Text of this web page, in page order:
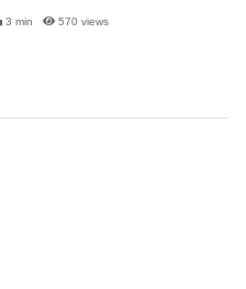
3 min 570 views